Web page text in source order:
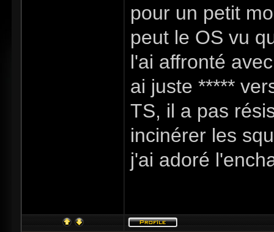
pour un petit
peut le OS vu
l'ai affronté
ai juste *****
TS, il a pas
incinérer les
j'ai adoré